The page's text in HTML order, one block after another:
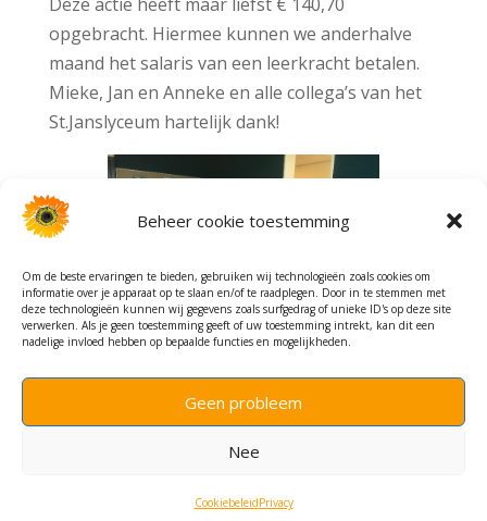
Beheer cookie toestemming
Om de beste ervaringen te bieden, gebruiken wij technologieën zoals cookies om
informatie over je apparaat op te slaan en/of te raadplegen. Door in te stemmen met
deze technologieën kunnen wij gegevens zoals surfgedrag of unieke ID's op deze site
verwerken. Als je geen toestemming geeft of uw toestemming intrekt, kan dit een
nadelige invloed hebben op bepaalde functies en mogelijkheden.
Geen probleem
Nee
CookiebeleidPrivacy
opgebracht. Hiermee kunnen we anderhalve
maand het salaris van een leerkracht betalen.
Mieke, Jan en Anneke en alle collega’s van het
St.Janslyceum hartelijk dank!
(c) Stichting Light of Life - website bewerking HBidee!